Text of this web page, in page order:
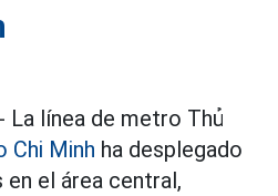
La línea de metro Thủ
Chi Minh ha desplegado
el área central,